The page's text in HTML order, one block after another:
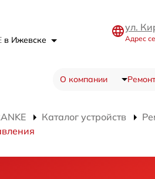
в Ижевске
ул.
Адрес
О компании
Каталог устройств